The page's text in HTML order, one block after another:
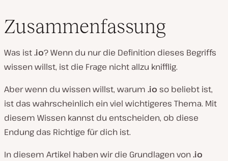
Zusammenfassung
Was ist.io? Wenn du nur die Definition dieses Begriffs
wissen willst, ist die Frage nicht allzu knifflig.
Aber wenn du wissen willst, warum .io so beliebt ist,
ist das wahrscheinlich ein viel wichtigeres Thema. Mit
diesem Wissen kannst du entscheiden, ob diese
Endung das Richtige für dich ist.
In diesem Artikel haben wir die Grundlagen von.io